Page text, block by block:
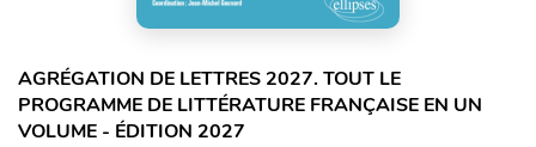
AGRÉGATION DE LETTRES 2027. TOUT LE
PROGRAMME DE LITTÉRATURE FRANÇAISE EN UN
VOLUME - ÉDITION 2027